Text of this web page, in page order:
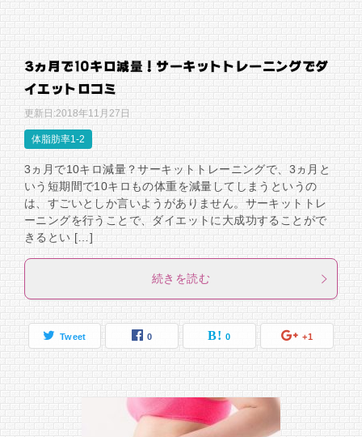
3ヵ月で10キロ減量！サーキットトレーニングでダ
イエット口コミ
更新日:2018年11月27日
体脂肪率1-2
3ヵ月で10キロ減量？サーキットトレーニングで、3ヵ月と
いう短期間で10キロもの体重を減量してしまうというの
は、すごいとしか言いようがありません。サーキットトレ
ーニングを行うことで、ダイエットに大成功することがで
きるとい […]
続きを読む
Tweet 0 0 +1